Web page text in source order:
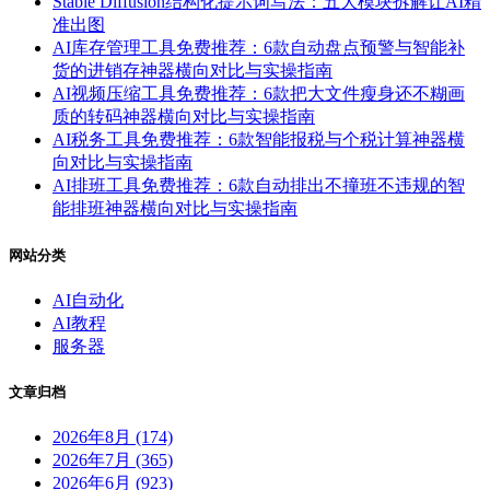
准出图
AI库存管理工具免费推荐：6款自动盘点预警与智能补
货的进销存神器横向对比与实操指南
AI视频压缩工具免费推荐：6款把大文件瘦身还不糊画
质的转码神器横向对比与实操指南
AI税务工具免费推荐：6款智能报税与个税计算神器横
向对比与实操指南
AI排班工具免费推荐：6款自动排出不撞班不违规的智
能排班神器横向对比与实操指南
网站分类
AI自动化
AI教程
服务器
文章归档
2026年8月 (174)
2026年7月 (365)
2026年6月 (923)